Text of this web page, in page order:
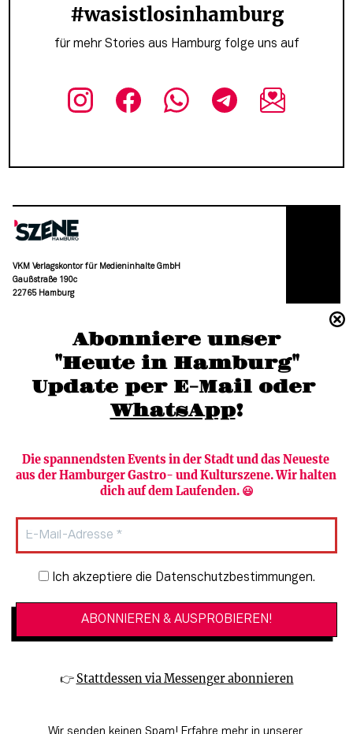
Abonniere unser
"Heute in Hamburg"
Update per E-Mail oder
WhatsApp!
Die spannendsten Events in der Stadt und das Neueste
aus der Hamburger Gastro- und Kulturszene. Wir halten
dich auf dem Laufenden. 😃
Newsletter-Anmeldung
Ich akzeptiere die Datenschutzbestimmungen.
👉 Stattdessen via Messenger abonnieren
#wasistlosinhamburg
für mehr Stories aus Hamburg folge uns auf
VKM Verlagskontor für Medieninhalte GmbH
Gaußstraße 190c
22765 Hamburg
moc.grubmah-enezs@ofni
Newsletter abonnieren
HAMBURG PUR
🔗 Kinoprogramm
Verlag
Datenschutzbestimmungen